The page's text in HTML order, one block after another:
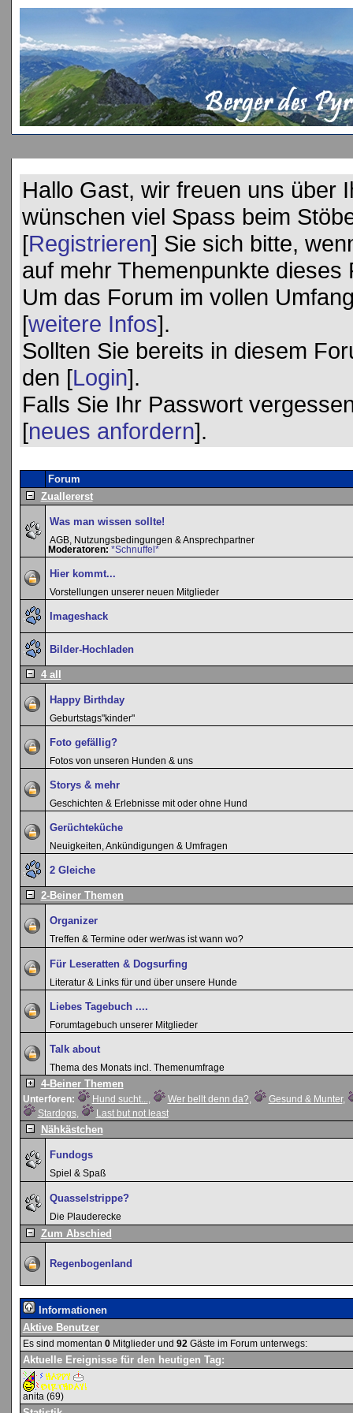
Hallo Gast, wir freuen uns über
wünschen viel Spass beim
[Registrieren] Sie sich bitte,
auf mehr Themenpunkte
Um das Forum im vollen
[weitere Infos].
Sollten Sie bereits in diesem
den [Login].
Falls Sie Ihr Passwort
[neues anfordern].
Forum
Zuallererst
Was man wissen sollte!
AGB, Nutzungsbedingungen & Ansprechpartner
Moderatoren: *Schnuffel*
Hier kommt...
Vorstellungen unserer neuen Mitglieder
Imageshack
Bilder-Hochladen
4 all
Happy Birthday
Geburtstags"kinder"
Foto gefällig?
Fotos von unseren Hunden & uns
Storys & mehr
Geschichten & Erlebnisse mit oder ohne Hund
Gerüchteküche
Neuigkeiten, Ankündigungen & Umfragen
2 Gleiche
2-Beiner Themen
Organizer
Treffen & Termine oder wer/was ist wann wo?
Für Leseratten & Dogsurfing
Literatur & Links für und über unsere Hunde
Liebes Tagebuch ....
Forumtagebuch unserer Mitglieder
Talk about
Thema des Monats incl. Themenumfrage
4-Beiner Themen
Unterforen: Hund sucht... Wer bellt denn da? Gesund & Munter,
Stardogs, Last but not least
Nähkästchen
Fundogs
Spiel & Spaß
Quasselstrippe?
Die Plauderecke
Zum Abschied
Regenbogenland
Informationen
Aktive Benutzer
Es sind momentan 0Mitglieder und 92 Gäste im Forum unterwegs:
Aktuelle Ereignisse für den heutigen Tag:
anita (69)